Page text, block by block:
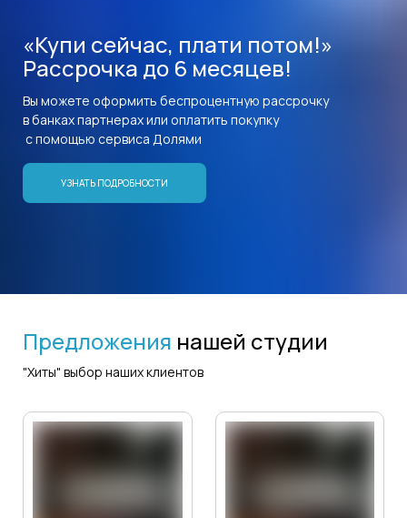
Вы можете оформить беспроцентную рассрочку
в банках партнерах или оплатить покупку
с помощью сервиса Долями
УЗНАТЬ ПОДРОБНОСТИ
«Купи сейчас, плати потом!»
Рассрочка до 6 месяцев!
"Хиты" выбор наших клиентов
Предложения нашей студии